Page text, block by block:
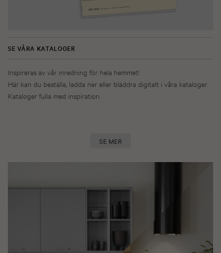
SE VÅRA KATALOGER
Inspireras av vår inredning för hela hemmet!
Här kan du beställa, ladda ner eller bläddra digitalt i våra kataloger.
Kataloger fulla med inspiration.
SE MER